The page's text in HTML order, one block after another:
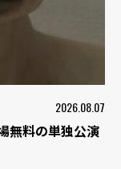
2026.08.07
無料の単独公演